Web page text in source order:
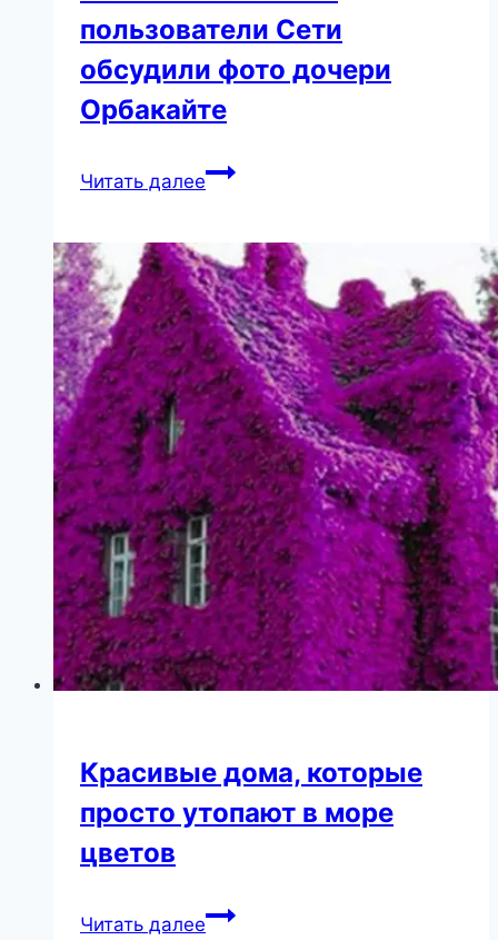
пользователи Сети
обсудили фото дочери
Орбакайте
Читать далее«Такая
пользователи
Сети
обсудили
фото
дочери
Орбакайте
Красивые дома, которые
просто утопают в море
цветов
Читать далееКрасивые